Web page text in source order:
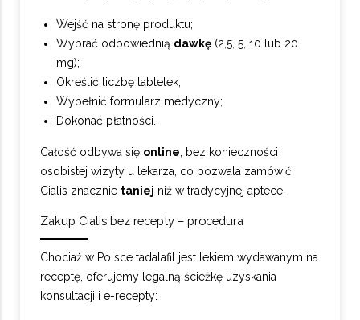
Wejść na stronę produktu;
Wybrać odpowiednią dawkę (2,5, 5, 10 lub 20
mg);
Określić liczbę tabletek;
Wypełnić formularz medyczny;
Dokonać płatności.
Całość odbywa się online, bez konieczności
osobistej wizyty u lekarza, co pozwala zamówić
Cialis znacznie taniej niż w tradycyjnej aptece.
Zakup Cialis bez recepty – procedura
Chociaż w Polsce tadalafil jest lekiem wydawanym na
receptę, oferujemy legalną ścieżkę uzyskania
konsultacji i e-recepty: